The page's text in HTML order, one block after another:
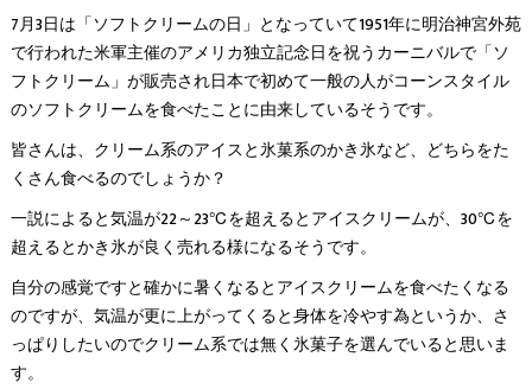
7月3日は「ソフトクリームの日」となっていて1951年に明治神宮外苑
で行われた米軍主催のアメリカ独立記念日を祝うカーニバルで「ソ
フトクリーム」が販売され日本で初めて一般の人がコーンスタイル
のソフトクリームを食べたことに由来しているそうです。
皆さんは、クリーム系のアイスと氷菓系のかき氷など、どちらをた
くさん食べるのでしょうか？
一説によると気温が22～23℃を超えるとアイスクリームが、30℃を
超えるとかき氷が良く売れる様になるそうです。
自分の感覚ですと確かに暑くなるとアイスクリームを食べたくなる
のですが、気温が更に上がってくると身体を冷やす為というか、さ
っぱりしたいのでクリーム系では無く氷菓子を選んでいると思いま
す。